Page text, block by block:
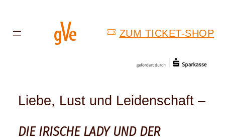
ZUM TICKET-SHOP
Liebe, Lust und Leidenschaft –
DIE IRISCHE LADY UND DER